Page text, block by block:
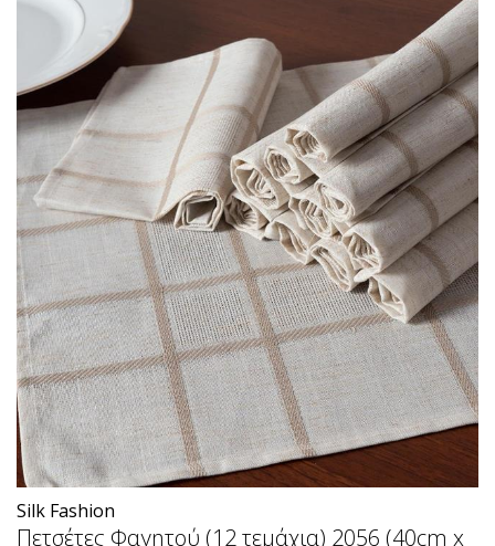
Silk Fashion
Πετσέτες Φαγητού (12 τεμάχια) 2056 (40cm x